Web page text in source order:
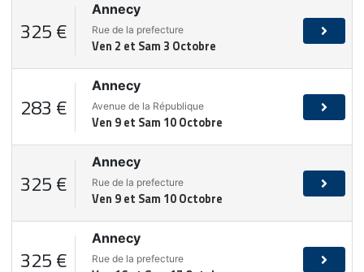
325 €
Annecy
Rue de la prefecture
Ven 2 et Sam 3 Octobre
283 €
Annecy
Avenue de la République
Ven 9 et Sam 10 Octobre
325 €
Annecy
Rue de la prefecture
Ven 9 et Sam 10 Octobre
325 €
Annecy
Rue de la prefecture